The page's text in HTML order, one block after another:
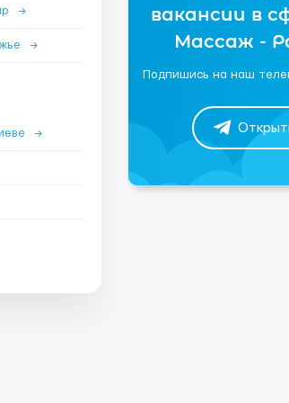
→
→
→
вакансии в
Массаж -
Подпишись на наш